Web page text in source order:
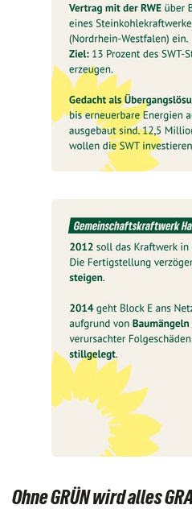
Ohne GRÜN wird alles